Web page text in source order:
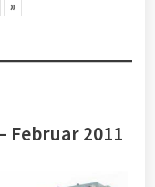
»
Februar 2011